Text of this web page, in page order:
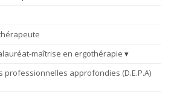
maîtrise en ergothérapie
professionnelles approfondies (D.E.P.A)